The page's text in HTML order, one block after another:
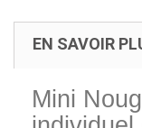
EN SAVOIR
Mini